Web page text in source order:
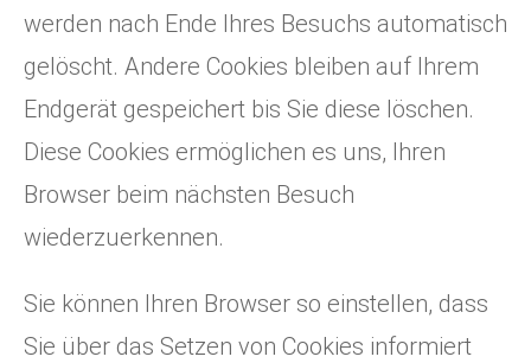
werden nach Ende Ihres Besuchs automatisch
gelöscht. Andere Cookies bleiben auf Ihrem
Endgerät gespeichert bis Sie diese löschen.
Diese Cookies ermöglichen es uns, Ihren
Browser beim nächsten Besuch
wiederzuerkennen.
Sie können Ihren Browser so einstellen, dass
Sie über das Setzen von Cookies informiert